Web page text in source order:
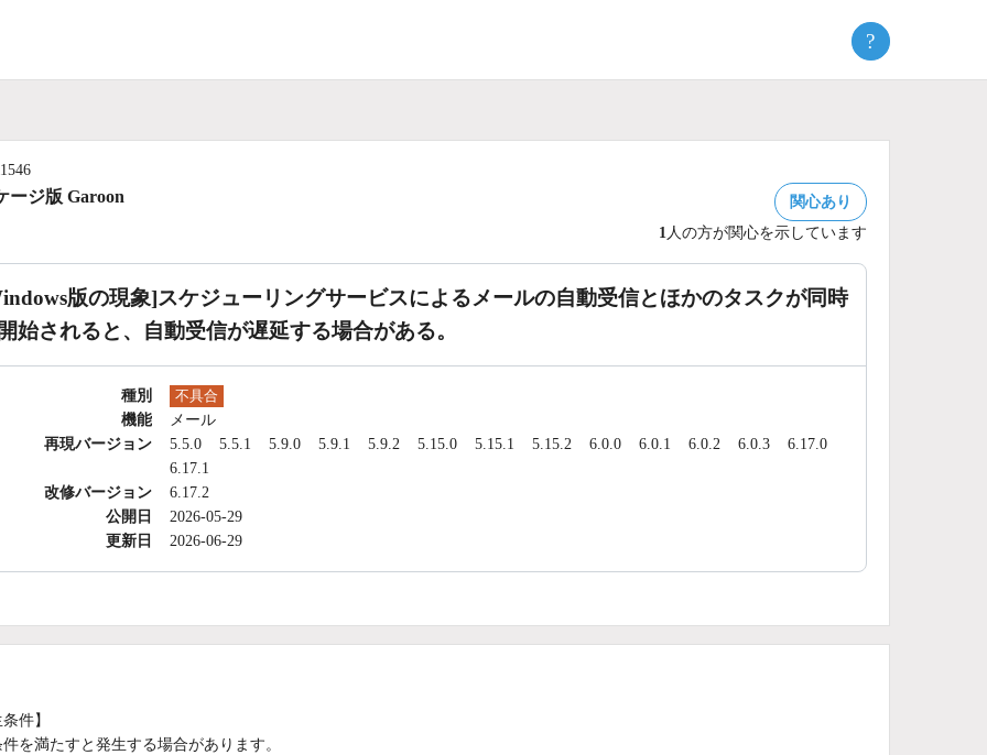
?
ージ版 Garoon
関心あり
1人の方が関心を示しています
版の現象]スケジューリングサービスによるメールの自動受信とほかのタスクが同時
始されると、自動受信が遅延する場合がある。
種別 不具合
機能
メール
再現バージョン
5.5.0 5.5.1 5.9.0 5.9.1 5.9.2 5.15.0 5.15.1 5.15.2 6.0.0 6.0.1 6.0.2 6.0.3
6.17.0
6.17.1
改修バージョン
6.17.2
公開日
2026-05-29
更新日
2026-06-29
件】
を満たすと発生する場合があります。